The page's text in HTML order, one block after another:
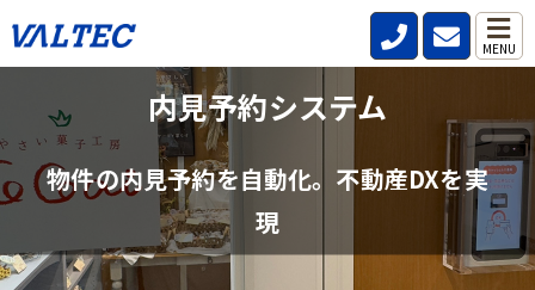
MENU
内見予約システム
物件の内見予約を自動化。不動産DXを実
現
不動産管理会社と仲介会社の内見確認の
手間を削減
賃貸物件の空状況をリアルタイムで確認。電話、FAXの手間をなくし